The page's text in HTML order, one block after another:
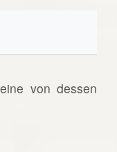
von dessen